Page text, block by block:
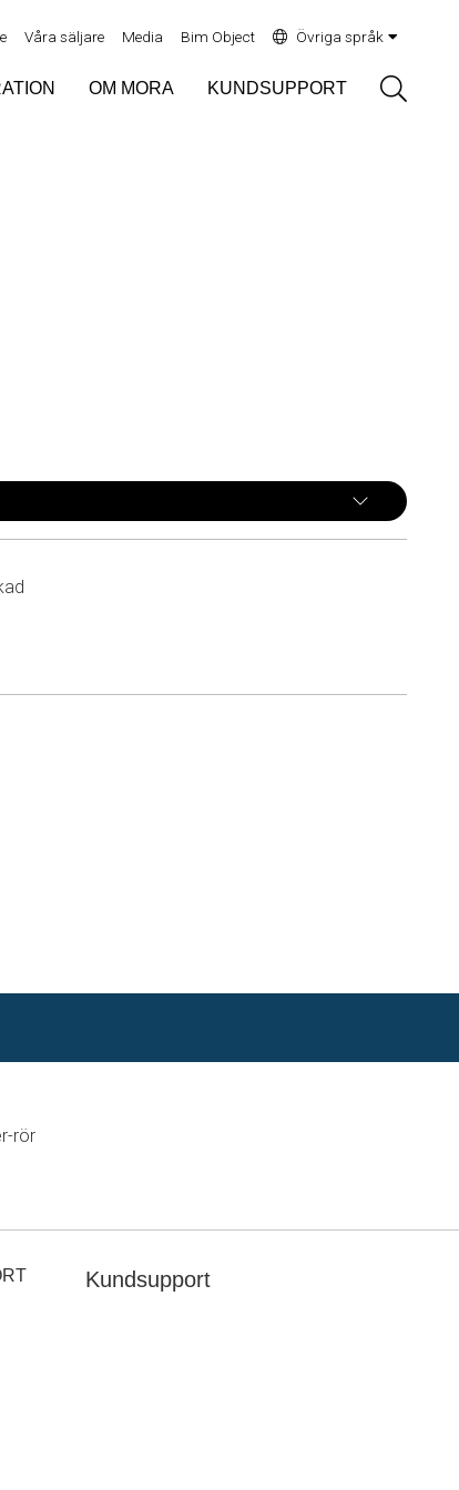
Våra säljare Media Bim Object Övriga språk
OM MORA KUNDSUPPORT
rör
Kundsupport